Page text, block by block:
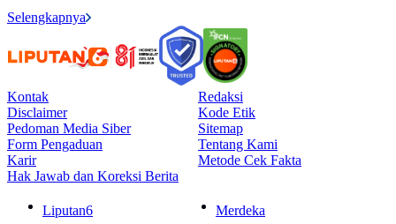
Selengkapnya
Kontak
Redaksi
Disclaimer
Kode Etik
Pedoman Media Siber
Sitemap
Form Pengaduan
Tentang Kami
Karir
Metode Cek Fakta
Hak Jawab dan Koreksi Berita
Liputan6
Merdeka